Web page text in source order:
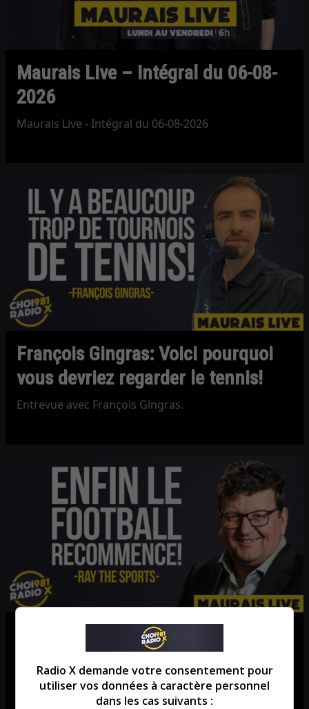
Maurais Live – Intégral du 06-08-
2026
Maurais Live - Intégral du 06-08-2026
François Gingras: Voici pourquoi
vous devriez regarder le tennis!
Entrevue avec François Gingras.
Ray The Sports | Les Alouettes
donnent un méchant beau show!
La chronique de Ray Cloutier.
Radio X demande votre consentement pour
utiliser vos données à caractère personnel
dans les cas suivants :